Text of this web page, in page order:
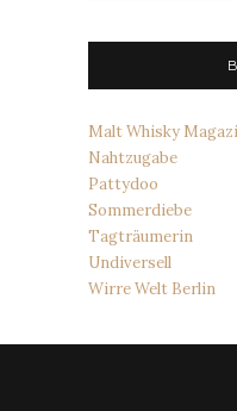
Malt Whisky
Nahtzugabe
Pattydoo
Sommerdiebe
Tagträumerin
Undiversell
Wirre Welt Berlin